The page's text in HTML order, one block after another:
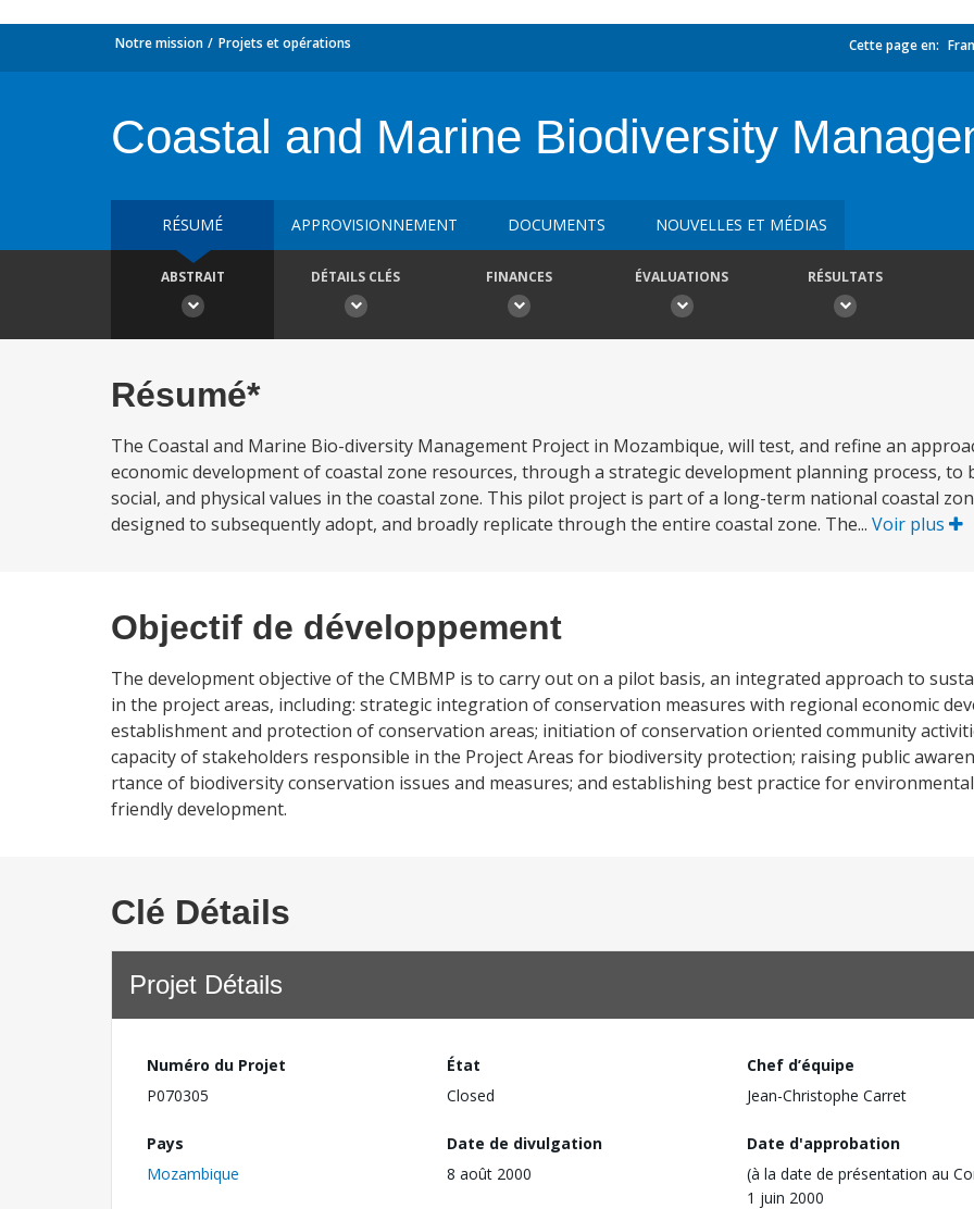
Notre mission Projets et opérations Cette page en:
Coastal and Marine Biodiversity
RÉSUMÉ APPROVISIONNEMENT DOCUMENTS NOUVELLES ET MÉDIAS
ABSTRAIT DÉTAILS CLÉS FINANCES ÉVALUATIONS RÉSULTATS
Résumé*
The Coastal and Marine Bio-diversity Management Project in Mozambique, will test, and refine an
economic development of coastal zone resources, through a strategic development planning process, to
social, and physical values in the coastal zone. This pilot project is part of a long-term national coastal
designed to subsequently adopt, and broadly replicate through the entire coastal zone. The... Voir plus
Objectif de développement
The development objective of the CMBMP is to carry out on a pilot basis, an integrated approach to
in the project areas, including: strategic integration of conservation measures with regional economic
establishment and protection of conservation areas; initiation of conservation oriented community
capacity of stakeholders responsible in the Project Areas for biodiversity protection; raising public
rtance of biodiversity conservation issues and measures; and establishing best practice for
friendly development.
Clé Détails
Projet Détails
Numéro du Projet
P070305
État
Closed
Chef d’équipe
Jean-Christophe Carret
Pays
Mozambique
Date de divulgation
8 août 2000
Date d'approbation
(à la date de présentation au
1 juin 2000